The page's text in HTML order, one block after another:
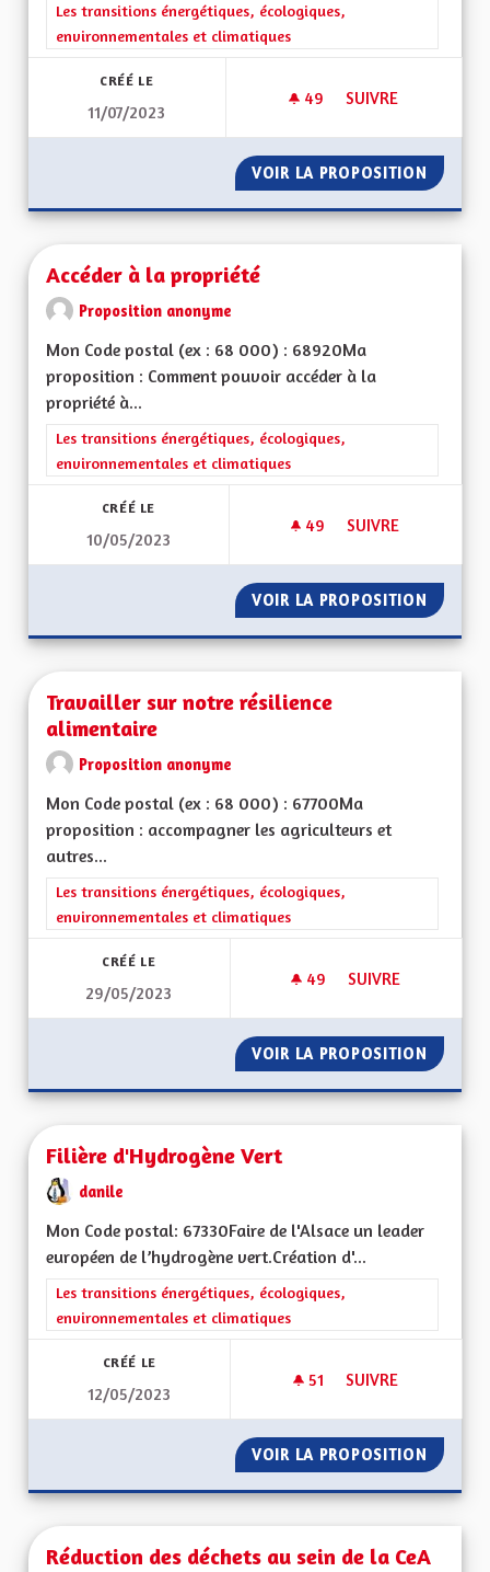
Filtrer les résultats de la catégorie : Les transitions
Les transitions énergétiques, écologiques,
environnementales et climatiques
CRÉÉ LE
11/07/2023
49 49 ABONNÉS
SUIVRE
VOIR LA PROPOSITION POUR
Accéder à la propriété
Proposition anonyme
Mon Code postal (ex : 68 000) : 68920Ma
proposition : Comment pouvoir accéder à la
propriété à...
Filtrer les résultats de la catégorie : Les transitions
Les transitions énergétiques, écologiques,
environnementales et climatiques
CRÉÉ LE
10/05/2023
49 49 ABONNÉS
SUIVRE
VOIR LA PROPOSITION
Travailler sur notre résilience
alimentaire
Proposition anonyme
Mon Code postal (ex : 68 000) : 67700Ma
proposition : accompagner les agriculteurs et
autres...
Filtrer les résultats de la catégorie : Les transitions
Les transitions énergétiques, écologiques,
environnementales et climatiques
CRÉÉ LE
29/05/2023
49 49 ABONNÉS
SUIVRE
VOIR LA PROPOSITION
Filière d'Hydrogène Vert
danile
Mon Code postal: 67330Faire de l'Alsace un leader
européen de l’hydrogène vert.Création d'...
Filtrer les résultats de la catégorie : Les transitions
Les transitions énergétiques, écologiques,
environnementales et climatiques
CRÉÉ LE
12/05/2023
51 51 ABONNÉS
SUIVRE
VOIR LA PROPOSITION
Réduction des déchets au sein de la CeA